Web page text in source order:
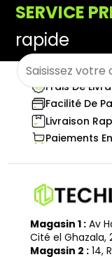
SERVICE
rapide
Frais De
Facilité De
Livraison
Paiements
Magasin 1 : Av
Cité el Ghazala,
Magasin 2 : 14,